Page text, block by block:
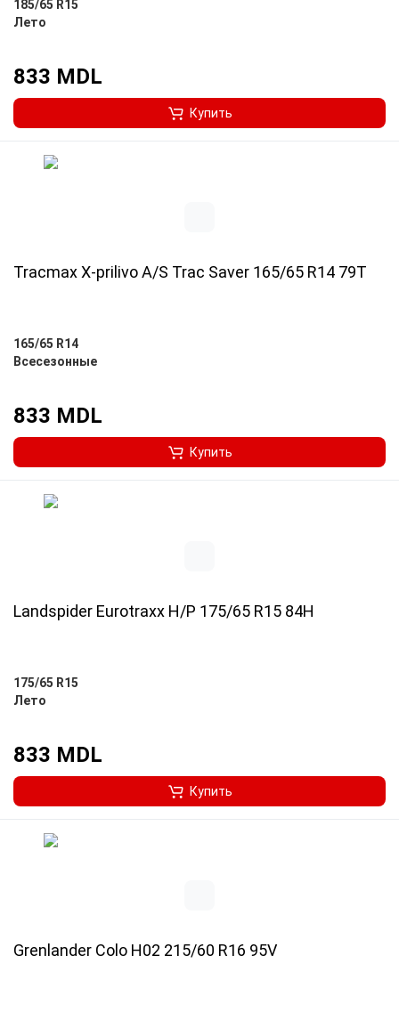
185/65 R15
Лето
833 MDL
Купить
Tracmax X-prilivo A/S Trac Saver 165/65 R14 79T
165/65 R14
Всесезонные
833 MDL
Купить
Landspider Eurotraxx H/P 175/65 R15 84H
175/65 R15
Лето
833 MDL
Купить
Grenlander Colo H02 215/60 R16 95V